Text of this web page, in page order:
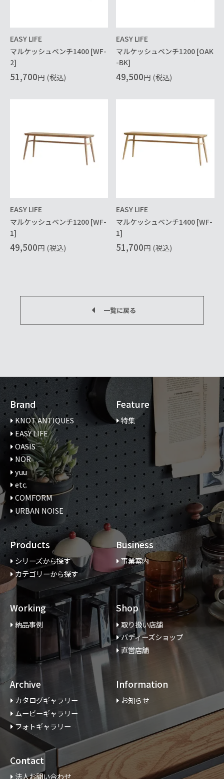
EASY LIFE
マルケッシュベンチ1400 [WF-
2]
51,700円 (税込)
EASY LIFE
マルケッシュベンチ1200 [OAK
-BK]
49,500円 (税込)
EASY LIFE
マルケッシュベンチ1200 [WF-
1]
49,500円 (税込)
EASY LIFE
マルケッシュベンチ1400 [WF-
1]
51,700円 (税込)
一覧に戻る
Brand
KNOT ANTIQUES
EASY LIFE
OASIS
NOR
yuu
etc.
COMFORM
URBAN NOISE
Feature
特集
Products
シリーズから探す
カテゴリーから探す
Business
事業案内
Working
納品事例
Shop
取り扱い店舗
バディーズショップ
直営店舗
Archive
カタログギャラリー
ムービーギャラリー
フォトギャラリー
Information
お知らせ
Contact
法人お問い合わせ